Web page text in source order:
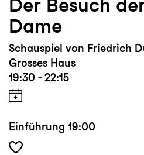
Der Besuch
Dame
Schauspiel von Friedrich
Grosses Haus
19:30 - 22:15
Einführung 19:00